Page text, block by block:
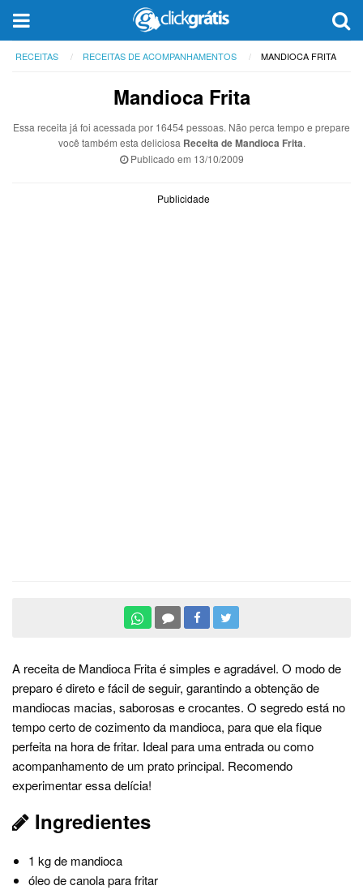
RECEITAS RECEITAS DE ACOMPANHAMENTOS MANDIOCA FRITA
Mandioca Frita
Essa receita já foi acessada por 16454 pessoas. Não perca tempo e prepare
você também esta deliciosa Receita de Mandioca Frita.
Publicado em 13/10/2009
Publicidade
A receita de Mandioca Frita é simples e agradável. O modo de
preparo é direto e fácil de seguir, garantindo a obtenção de
mandiocas macias, saborosas e crocantes. O segredo está no
tempo certo de cozimento da mandioca, para que ela fique
perfeita na hora de fritar. Ideal para uma entrada ou como
acompanhamento de um prato principal. Recomendo
experimentar essa delícia!
Ingredientes
1 kg de mandioca
óleo de canola para fritar